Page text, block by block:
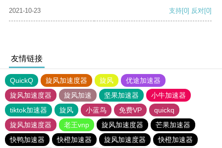
2021-10-23 支持[0] 反对[0]
友情链接
QuickQ 旋风加速度器 旋风
优途加速器
旋风加速度器
旋风加速 坚果加速器
小牛加速器
tiktok加速器
旋风 小蓝鸟 免费VP
quickq
旋风加速度器
老王vnp 旋风加速度器
芒果加速器
快鸭加速器
快橙加速器 旋风加速度器
快橙加速器